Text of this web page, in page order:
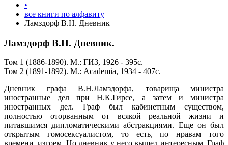
•
все книги по алфавиту
Ламздорф В.Н. Дневник
Ламздорф В.Н. Дневник.
Том 1 (1886-1890). М.: ГИЗ, 1926 - 395с.
Том 2 (1891-1892). М.: Academia, 1934 - 407с.
Дневник графа В.Н.Ламздорфа, товарища министра
иностранные дел при Н.К.Гирсе, а затем и министра
иностранных дел. Граф был кабинетным существом,
полностью оторванным от всякой реальной жизни и
питавшимся дипломатическими абстракциями. Еще он был
открытым гомосексуалистом, то есть, по нравам того